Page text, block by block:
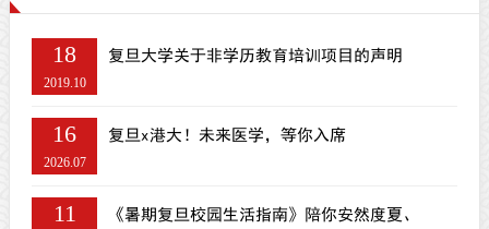
18
2019.10
复旦大学关于非学历教育培训项目的声明
16
2026.07
复旦x港大！未来医学，等你入席
11
《暑期复旦校园生活指南》陪你安然度夏、